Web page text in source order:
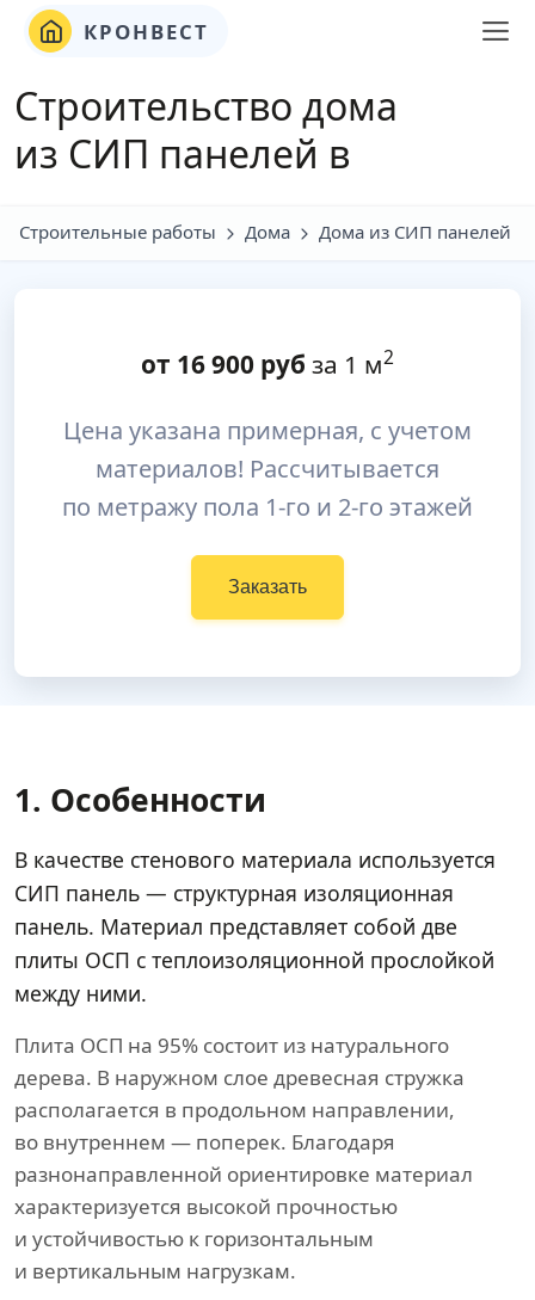
КРОНВЕСТ
Строительство дома
из СИП панелей в
Строительные работы Дома Дома из СИП панелей
от 16 900 руб за 1 м2
Цена указана примерная, с учетом
материалов! Рассчитывается
по метражу пола 1-го и 2-го этажей
Заказать
1. Особенности
В качестве стенового материала используется
СИП панель — структурная изоляционная
панель. Материал представляет собой две
плиты ОСП с теплоизоляционной прослойкой
между ними.
Плита ОСП на 95% состоит из натурального
дерева. В наружном слое древесная стружка
располагается в продольном направлении,
во внутреннем — поперек. Благодаря
разнонаправленной ориентировке материал
характеризуется высокой прочностью
и устойчивостью к горизонтальным
и вертикальным нагрузкам.